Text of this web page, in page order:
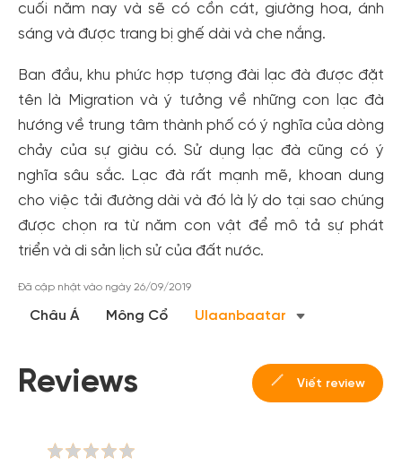
cuối năm nay và sẽ có cồn cát, giường hoa, ánh
sáng và được trang bị ghế dài và che nắng.
Ban đầu, khu phức hợp tượng đài lạc đà được đặt
tên là Migration và ý tưởng về những con lạc đà
hướng về trung tâm thành phố có ý nghĩa của dòng
chảy của sự giàu có. Sử dụng lạc đà cũng có ý
nghĩa sâu sắc. Lạc đà rất mạnh mẽ, khoan dung
cho việc tải đường dài và đó là lý do tại sao chúng
được chọn ra từ năm con vật để mô tả sự phát
triển và di sản lịch sử của đất nước.
Đã cập nhật vào ngày 26/09/2019
Châu Á Mông Cổ Ulaanbaatar
Reviews Viết review
đãi!
Tạo tài khoản để có thểnhận ngay các ưu đãi
cho cộng đồng.
Hoặc đăng nhập bằng
Đăng nhập Facebook
Đăng nhập Google